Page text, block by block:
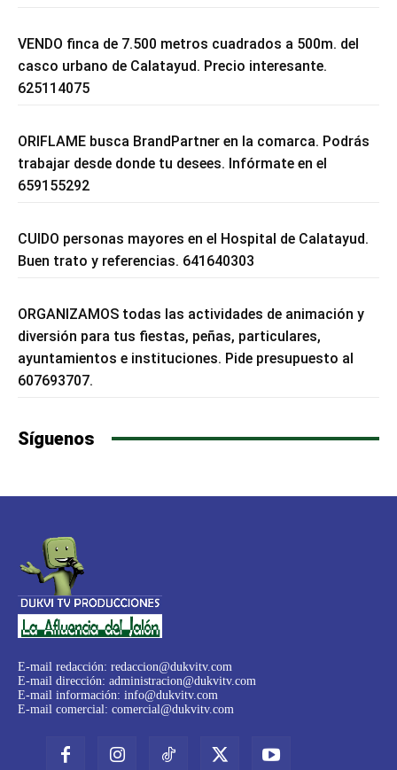
VENDO finca de 7.500 metros cuadrados a 500m. del
casco urbano de Calatayud. Precio interesante.
625114075
ORIFLAME busca BrandPartner en la comarca. Podrás
trabajar desde donde tu desees. Infórmate en el
659155292
CUIDO personas mayores en el Hospital de Calatayud.
Buen trato y referencias. 641640303
ORGANIZAMOS todas las actividades de animación y
diversión para tus fiestas, peñas, particulares,
ayuntamientos e instituciones. Pide presupuesto al
607693707.
Síguenos
E-mail redacción: redaccion@dukvitv.com
E-mail dirección: administracion@dukvitv.com
E-mail información: info@dukvitv.com
E-mail comercial: comercial@dukvitv.com